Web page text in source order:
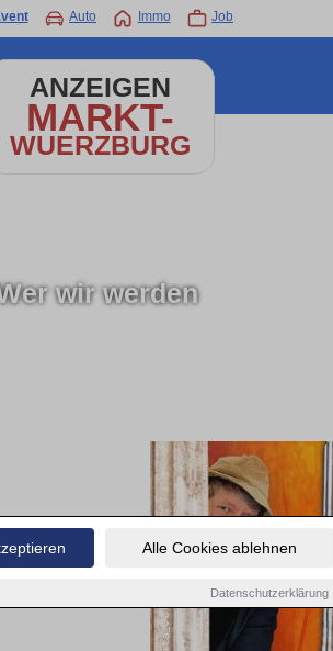
Alle Cookies ablehnen
Datenschutzerklärung
Auto Immo Job
ANZEIGEN
MARKT-
WUERZBURG
wir werden